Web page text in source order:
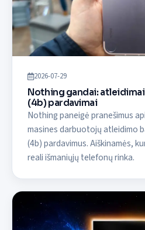
2026-07-29
Nothing gandai:
(4b) pardavimai
Nothing paneigė pranešimus
masines darbuotojų atleidimo
(4b) pardavimus. Aiškinamės,
reali išmaniųjų telefonų rinka.